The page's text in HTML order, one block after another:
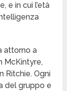
e in cui l’età
attorno a
McKintyre,
Ritchie. Ogni
del gruppo e